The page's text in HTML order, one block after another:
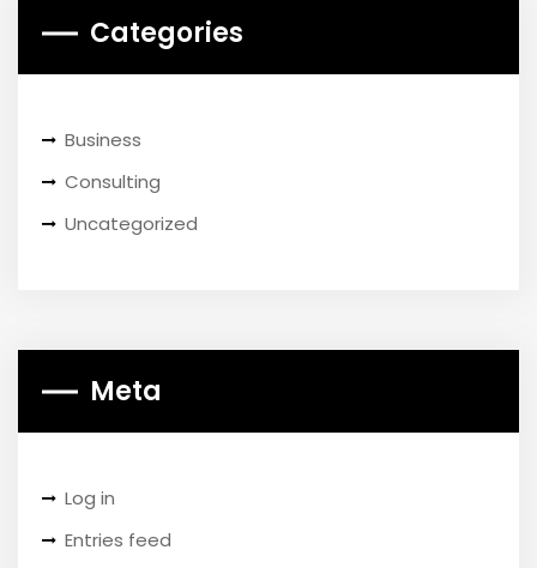
Categories
Business
Consulting
Uncategorized
Meta
Log in
Entries feed